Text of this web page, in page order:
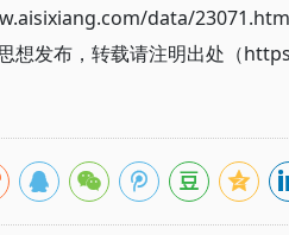
data/
想发布，转载请注明出处（